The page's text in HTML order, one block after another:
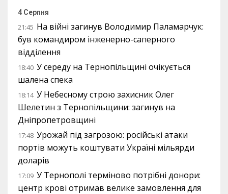
4 Серпня
21:45 На війні загинув Володимир Паламарчук:
був командиром інженерно-саперного
відділення
18:40 У середу на Тернопільщині очікується
шалена спека
18:14 У Небесному строю захисник Олег
Шелетин з Тернопільщини: загинув на
Дніпропетровщині
17:48 Урожай під загрозою: російські атаки
портів можуть коштувати Україні мільярди
доларів
17:09 У Тернополі терміново потрібні донори:
центр крові отримав велике замовлення для